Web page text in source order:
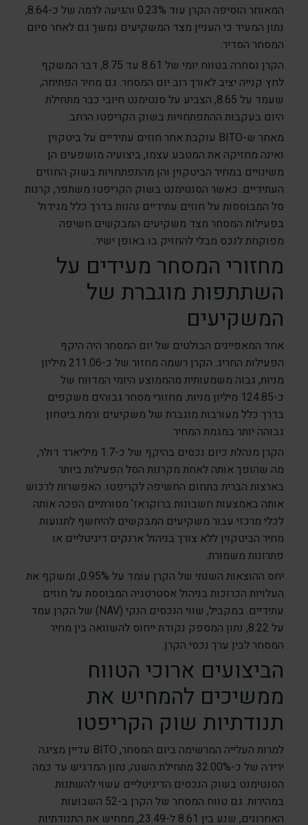
המאוחר הוסיפה הקרן עוד 0.23% והגיעה לרמה של כ-8.64,
נתון המעיד כי העניין מצד המשקיעים נמשך גם לאחר סיום
המסחר הסדיר.
הקרן נסחרה בטווח יומי של 8.61 עד 8.75, דבר המשקף
לחץ קנייה יציב לאורך רוב יום המסחר. גם מחיר הפתיחה,
שעמד על 8.65, הצביע על סנטימנט חיובי כבר מתחילת
היום בעקבות ההתפתחויות בשוק הקריפטו הרחב.
מאחר ש-BITO עוקבת אחר חוזים עתידיים על ביטקוין
ואינה מחזיקה את המטבע עצמו, ביצועיה מושפעים הן
משינויים במחיר הביטקוין והן מהתפתחויות בשוק החוזים
העתידיים. כאשר הסנטימנט בשוק הקריפטו משתפר, קרנות
סל המבוססות על חוזים עתידיים נהנות בדרך כלל מגידול
בפעילות המסחר מצד משקיעים המבקשים חשיפה
מפוקחת לנכס מבלי להחזיק בו באופן ישיר.
מחזורי המסחר מעידים על
השתתפות מוגברת של
המשקיעים
אחד המאפיינים הבולטים של יום המסחר היה היקף
הפעילות החריג. הקרן רשמה מחזור של כ-211.06 מיליון
מניות, גבוה משמעותית מהממוצע היומי המדווח של
כ-124.85 מיליון מניות. מחזורי מסחר גבוהים משקפים
בדרך כלל מעורבות מוגברת של משקיעים ורמת ביטחון
גבוהה יותר במגמת המחיר.
הקרן מנהלת כיום נכסים בהיקף של כ-1.7 מיליארד דולר,
מה שהופך אותה לאחת מקרנות הסל הפעילות ביותר
בארצות הברית בתחום החשיפה לקריפטו. האפשרות לרכוש
אותה באמצעות חשבונות ברוקראז’ מסורתיים הפכה אותה
לכלי מרכזי עבור משקיעים המבקשים להיחשף לתנועות
מחיר הביטקוין ללא צורך בניהול ארנקים דיגיטליים או
פתרונות משמורת.
יחס ההוצאות השנתי של הקרן עומד על 0.95%, ומשקף את
העלויות הכרוכות בניהול אסטרטגיה המבוססת על חוזים
עתידיים. במקביל, שווי הנכסים הנקי (NAV) של הקרן עמד
על 8.22, נתון המספק נקודת ייחוס להשוואה בין מחיר
המסחר לבין ערך נכסי הקרן.
הביצועים ארוכי הטווח
ממשיכים להמחיש את
תנודתיות שוק הקריפטו
למרות העלייה המרשימה ביום המסחר, BITO עדיין מציגה
ירידה של כ-32.00% מתחילת השנה, נתון המדגיש עד כמה
הסנטימנט בשוק הנכסים הדיגיטליים עשוי להשתנות
במהירות. גם טווח המסחר של הקרן ב-52 השבועות
האחרונים, שנע בין 8.61 ל-23.49, ממחיש את התנודתיות